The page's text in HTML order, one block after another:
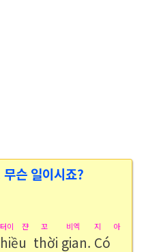
슨 일이시죠?
이 쟌 꼬 비엑 지 아
thời gian. Có